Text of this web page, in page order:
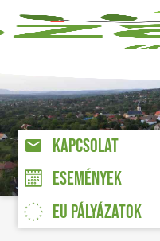
KAPCSOLAT
ESEMÉNYEK
EU PÁLYÁZATOK